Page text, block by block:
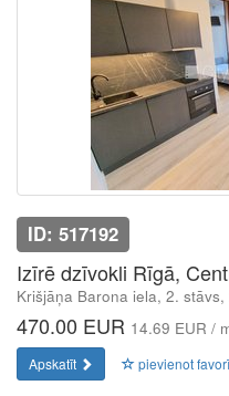
ID: 517192
Izīrē dzīvokli Rīgā,
Krišjāņa Barona iela, 2.
470.00 EUR 14.69 EUR /
Apskatīt pievienot